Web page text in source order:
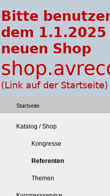
Startseite
Katalog / Shop
Kongresse
Referenten
Themen